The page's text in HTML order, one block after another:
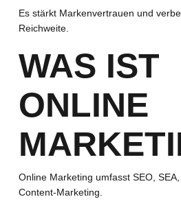
Es stärkt Markenvertrauen und
Reichweite.
WAS IST
ONLINE
Online Marketing umfasst SEO,
Content-Marketing.